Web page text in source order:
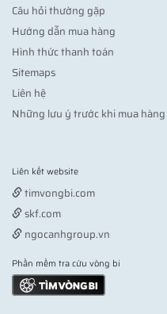
Câu hỏi thường gặp
Hướng dẫn mua hàng
Hình thức thanh toán
Sitemaps
Liên hệ
Những lưu ý trước khi mua hàng
Liên kết website
timvongbi.com
skf.com
ngocanhgroup.vn
Phần mềm tra cứu vòng bi